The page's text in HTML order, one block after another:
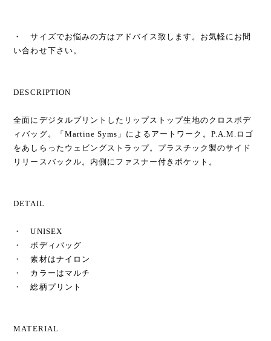
・ サイズでお悩みの方はアドバイス致します。お気軽にお問
い合わせ下さい。
DESCRIPTION
全面にデジタルプリントしたリップストップ生地のクロスボデ
ィバッグ。「Martine Syms」によるアートワーク。P.A.M.ロゴ
をあしらったウェビングストラップ。プラスチック製のサイド
リリースバックル。内側にファスナー付きポケット。
DETAIL
・ UNISEX
・ ボディバッグ
・ 素材はナイロン
・ カラーはマルチ
・ 総柄プリント
MATERIAL